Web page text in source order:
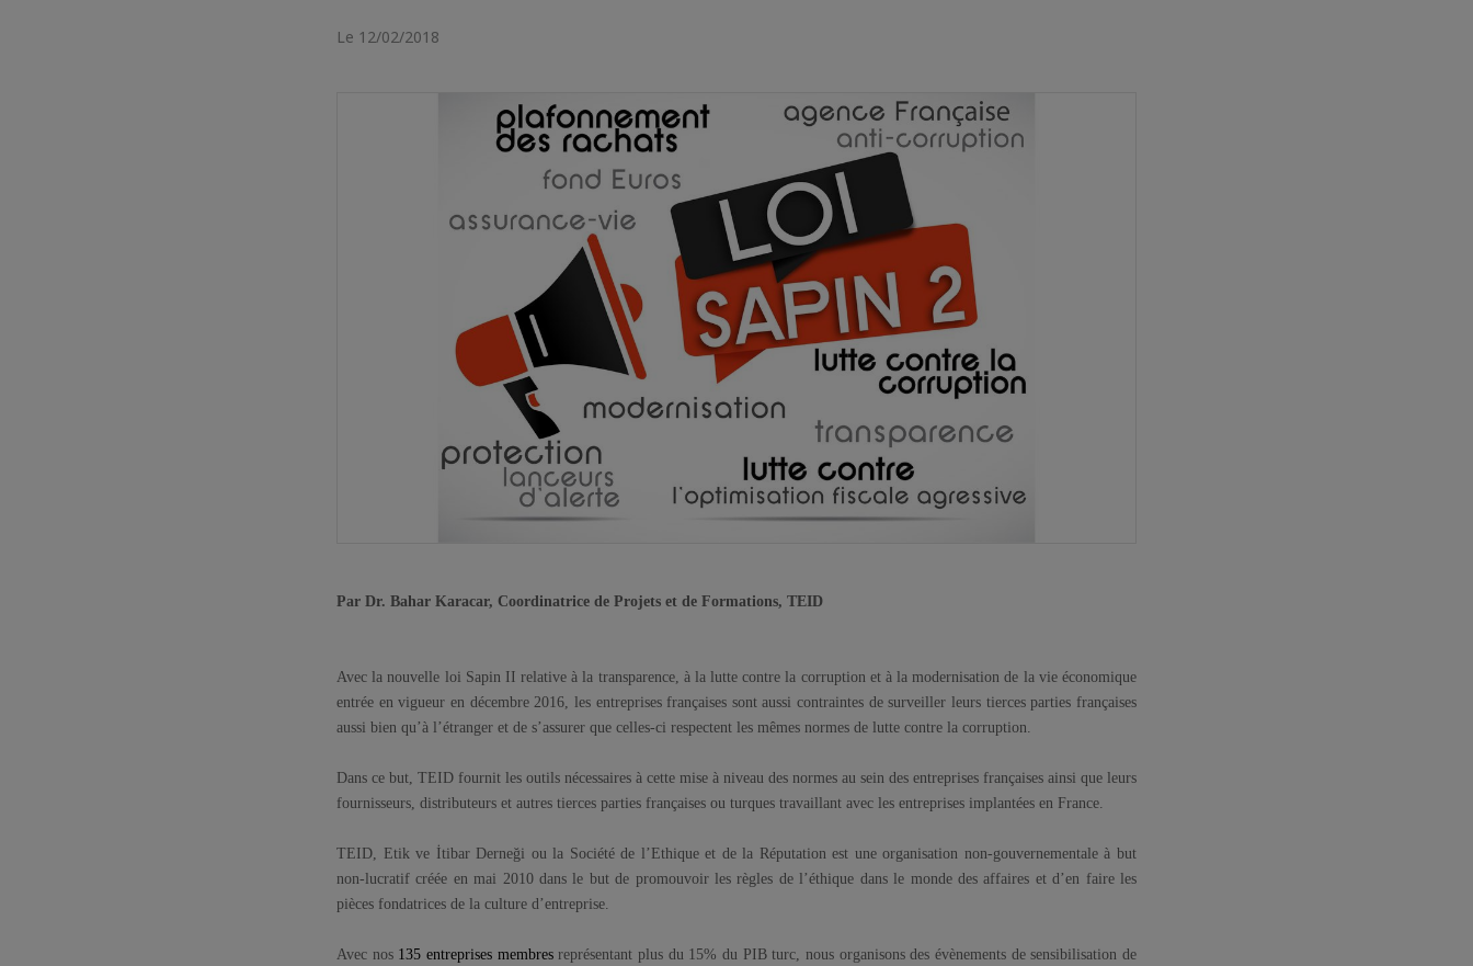
Le 12/02/2018
Par Dr. Bahar Karacar, Coordinatrice de Projets et de Formations, TEID
Avec la nouvelle loi Sapin II relative à la transparence, à la lutte contre la corruption et à la modernisation de la vie économique
entrée en vigueur en décembre 2016, les entreprises françaises sont aussi contraintes de surveiller leurs tierces parties françaises
aussi bien qu’à l’étranger et de s’assurer que celles-ci respectent les mêmes normes de lutte contre la corruption.
Dans ce but, TEID fournit les outils nécessaires à cette mise à niveau des normes au sein des entreprises françaises ainsi que leurs
fournisseurs, distributeurs et autres tierces parties françaises ou turques travaillant avec les entreprises implantées en France.
TEID, Etik ve İtibar Derneği ou la Société de l’Ethique et de la Réputation est une organisation non-gouvernementale à but
non-lucratif créée en mai 2010 dans le but de promouvoir les règles de l’éthique dans le monde des affaires et d’en faire les
pièces fondatrices de la culture d’entreprise.
Avec nos 135 entreprises membresreprésentant plus du 15% du PIB turc, nous organisons des évènements de sensibilisation de